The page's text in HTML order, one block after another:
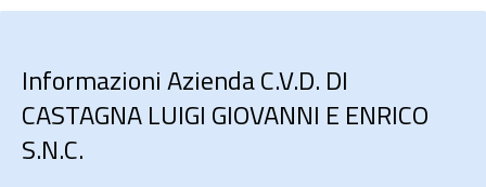
Informazioni Azienda C.V.D. DI
CASTAGNA LUIGI GIOVANNI E ENRICO
S.N.C.